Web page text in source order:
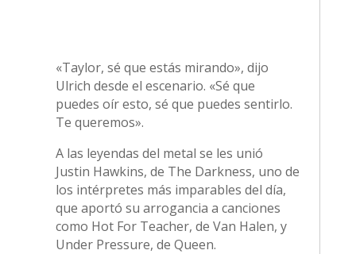
«Taylor, sé que estás mirando», dijo
Ulrich desde el escenario. «Sé que
puedes oír esto, sé que puedes sentirlo.
Te queremos».
A las leyendas del metal se les unió
Justin Hawkins, de The Darkness, uno de
los intérpretes más imparables del día,
que aportó su arrogancia a canciones
como Hot For Teacher, de Van Halen, y
Under Pressure, de Queen.